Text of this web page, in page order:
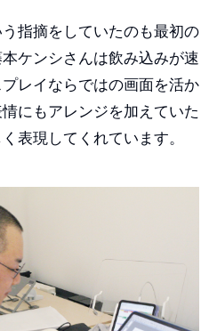
指摘をしていたのも最初の
ケンシさんは飲み込みが速
レイならではの画面を活か
にもアレンジを加えていた
表現してくれています。